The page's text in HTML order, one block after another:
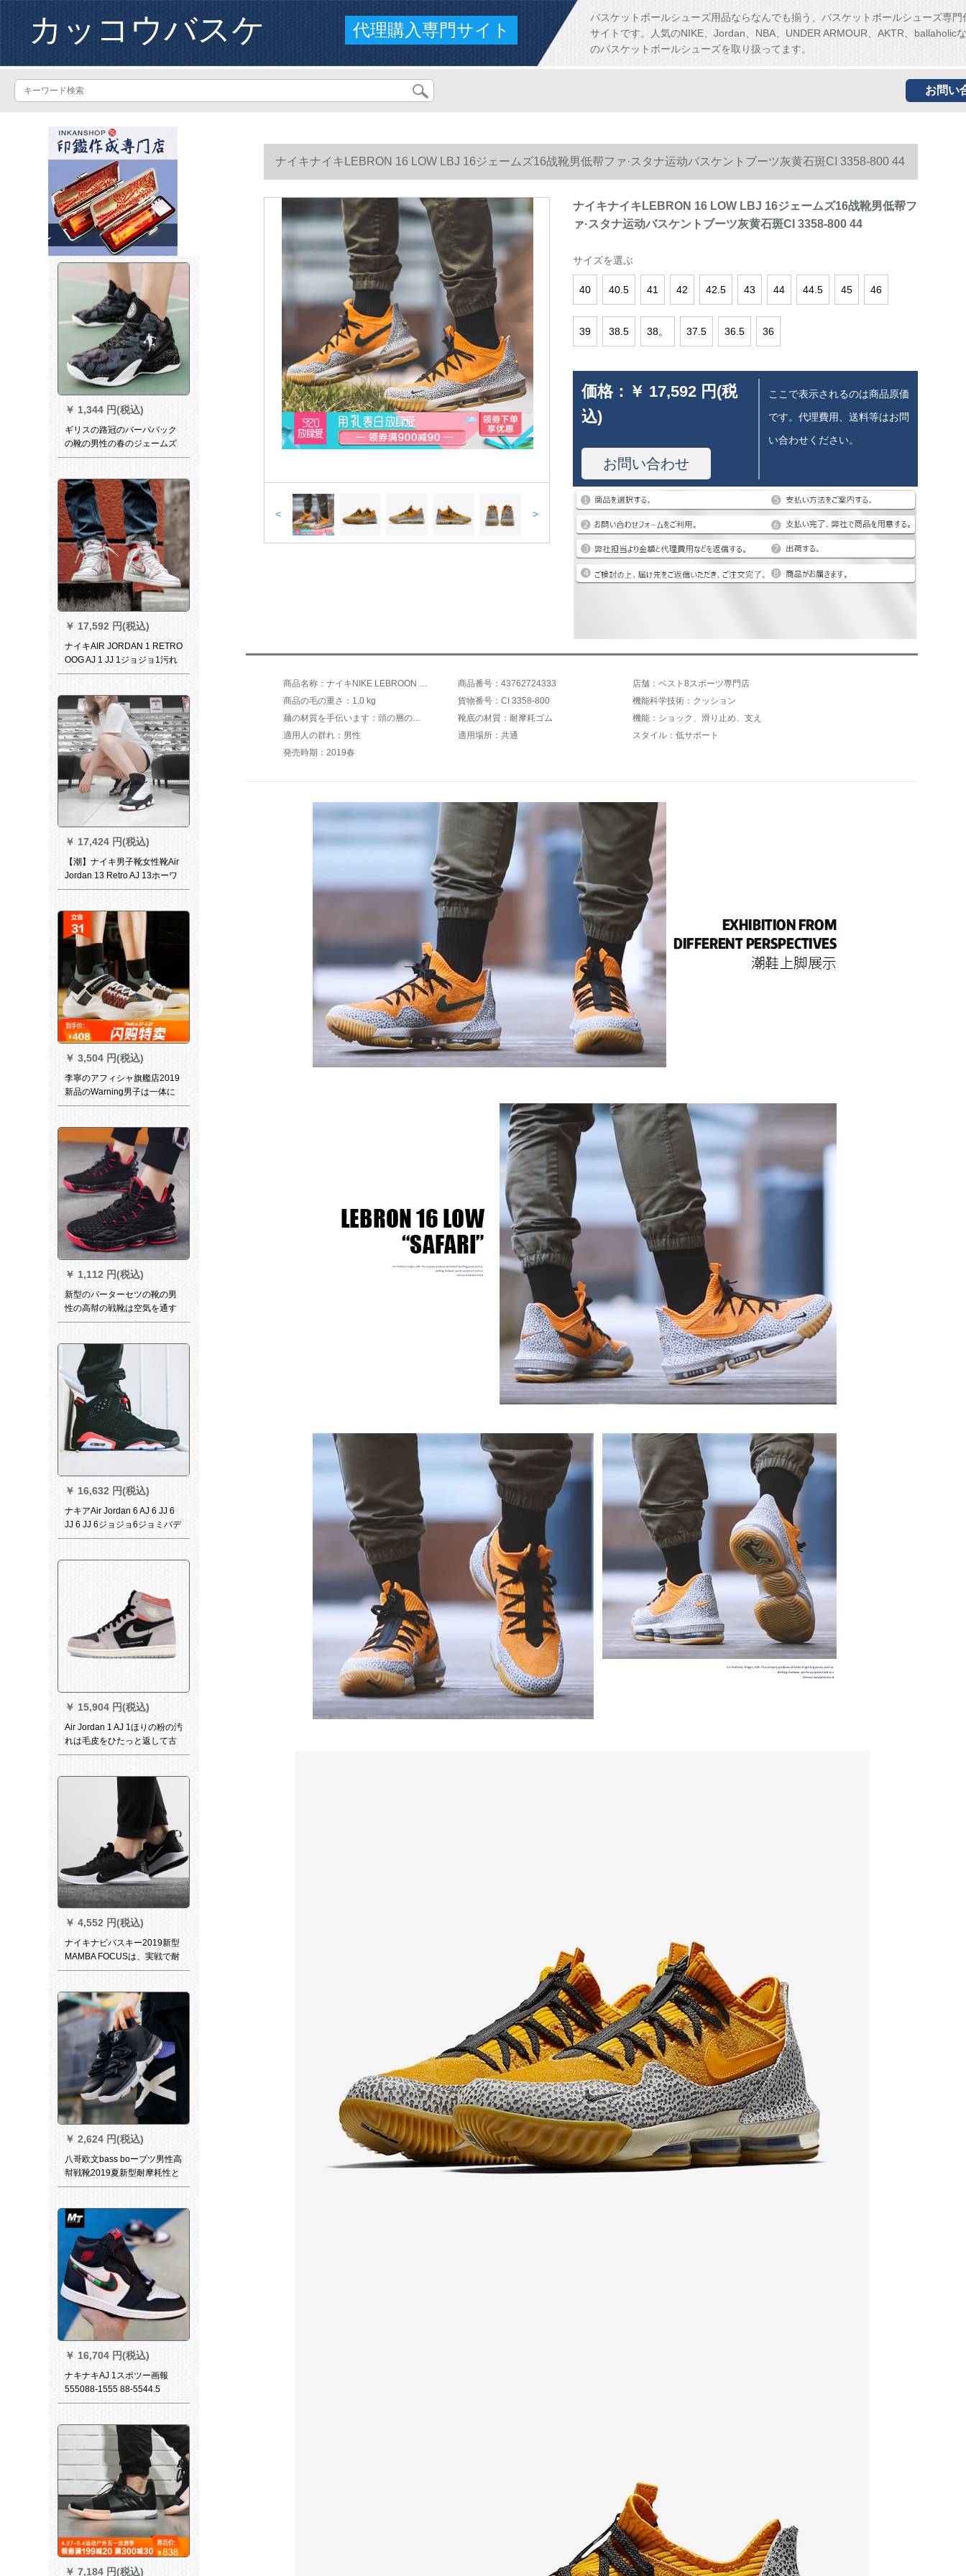
カッコウバスケ 代理購入専門サイト
バスケットボールシューズ用品ならなんでも揃う、バスケットボールシューズ専門
サイトです。人気のNIKE、Jordan、NBA、UNDER ARMOUR、AKTR、ballaholic
のバスケットボールシューズを取り扱ってます。
お問い
￥ 1,344 円(税込)
ギリスの路冠のバーババック
の靴の男性の春のジェームズ
のウェルドカムハートの欧文
て、空を通して中学生のケプ
のいいサズに耐えられます。
￥ 17,592 円(税込)
ナイキAIR JORDAN 1 RETRO
OOG AJ 1 JJ 1ジョジョ1污れ
た原稿の男子高帮运动用バー
555088-1412
￥ 17,424 円(税込)
【潮】ナイキ男子靴女性靴Air
Jordan 13 Retro AJ 13ホーワ
イトパンダー復刻運動バーム
￥ 3,504 円(税込)
李寧のアフィシャ旗艦店2019
新品のWarning男子は一体に
なっています。空を通す中で
アの試作靴ABAP 053標準白/
標準黒42
￥ 1,112 円(税込)
新型のバーターセツの靴の男
性の高幇の戦靴は空気を通す
ために、耐摩耗性の学生のオ
の靴の男性の欧文5 Jerms 16
lang ning色の靴の色
￥ 16,632 円(税込)
ナキアAir Jordan 6 AJ 6 JJ 6
JJ 6 JJ 6ジョジョ6ジョミバデ
ィ森狼黒曜石青の原稿配色男
￥ 15,904 円(税込)
Air Jordan 1 AJ 1ほりの粉の汚
れは毛皮をひたっと返して古
い高帮555088-028【现物】
42.5を手に伝います。
￥ 4,552 円(税込)
ナイキナビバスキー2019新型
MAMBA FOCUSは、実戦で耐
摩耗性が低い、軽い通気スニ
4434-011/コービー41/260
￥ 2,624 円(税込)
八哥欧文bass boーブツ男性高
幇戦靴2019夏新型耐摩耗性と
振动性に优れたカラーレスナ
￥ 16,704 円(税込)
ナキナキAJ 1スポツー画報
555088-1555 88-5544.5
￥ 7,184 円(税込)
ナイキナイキLEBRON 16 LOW LBJ 16ジェームズ16战靴男低帮ファ·スタナ运动バスケントブーツ灰黄石斑CI 3358-800 44
< >
ナイキナイキLEBRON 16 LOW LBJ 16ジェームズ16战靴男低帮フ
ァ·スタナ运动バスケントブーツ灰黄石斑CI 3358-800 44
サイズを選ぶ
40 40.5 41 42 42.5 43 44 44.5 45 46
39 38.5 38。 37.5 36.5 36
価格： ￥ 17,592 円(税
込)
お問い合わせ
ここで表示されるのは商品原価
です。代理費用、送料等はお問
い合わせください。
商品名称：ナイキNIKE LEBROON 16 LOW LBJ 16ジェームズ16战靴男低帮ファスナー运动バスケットボール靴灰黄石斑CI 3358-800 44 商品番号：43762724333
店舗：ベスト8スポーツ専門店
商品の毛の重さ：1.0 kg
貨物番号：CI 3358-800
機能科学技術：クッション
麺の材質を手伝います：頭の層の牛皮
靴底の材質：耐摩耗ゴム
機能：ショック、滑り止め、支え
適用人の群れ：男性
適用場所：共通
スタイル：低サポート
発売時期：2019春